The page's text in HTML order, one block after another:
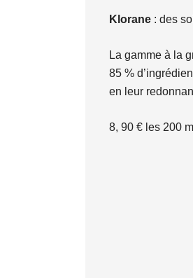
Klorane : des
La gamme à la
85 %
en leur
8, 90 € les 200